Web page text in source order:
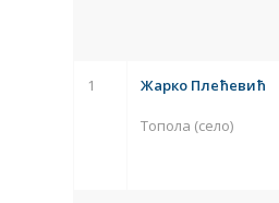
1 Жарко Плећевић
Топола (село)